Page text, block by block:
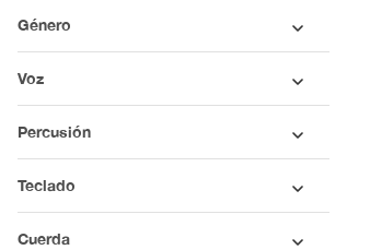
Género
Voz
Percusión
Teclado
Cuerda